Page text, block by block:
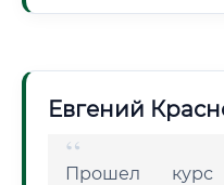
Евгений
Прошел